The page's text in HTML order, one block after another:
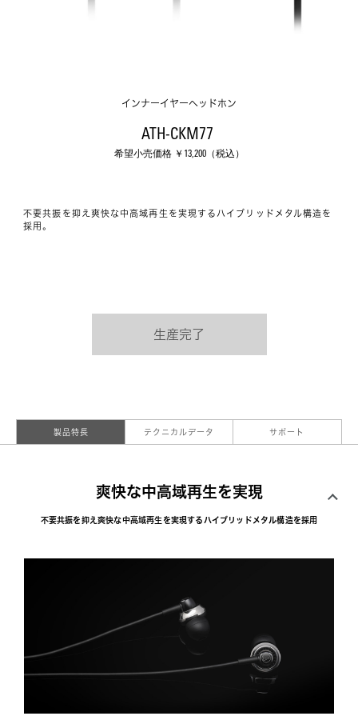
インナーイヤーヘッドホン
ATH-CKM77
希望小売価格 ￥ 13,200（税込）
不要共振を抑え爽快な中高域再生を実現するハイブリッドメタル構造を
採用。
生産完了
製品特長 テクニカルデータ サポート
爽快な中高域再生を実現
不要共振を抑え爽快な中高域再生を実現するハイブリッドメタル構造を採用